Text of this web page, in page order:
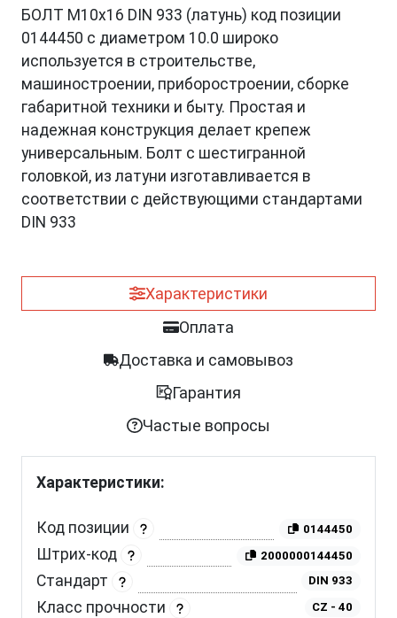
БОЛТ М10х16 DIN 933 (латунь) код позиции
0144450 с диаметром 10.0 широко
используется в строительстве,
машиностроении, приборостроении, сборке
габаритной техники и быту. Простая и
надежная конструкция делает крепеж
универсальным. Болт с шестигранной
головкой, из латуни изготавливается в
соответствии с действующими стандартами
DIN 933
Характеристики
Оплата
Доставка и самовывоз
Гарантия
Частые вопросы
Характеристики:
Код позиции 0144450
Штрих-код 2000000144450
Стандарт DIN 933
Класс прочности CZ - 40